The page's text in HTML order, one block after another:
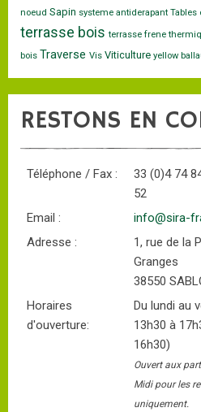
noeud Sapin systeme antiderapant Tables
terrasse boisterrasse frene
bois Traverse Vis Viticulture yellow
RESTONS EN
Téléphone / Fax :
33 (0)4 74
52
Email :
info@sira-
Adresse :
1, rue de la
Granges
38550
Horaires
d'ouverture:
Du lundi au
13h30 à
16h30)
Ouvert aux
Midi pour les
uniquement.